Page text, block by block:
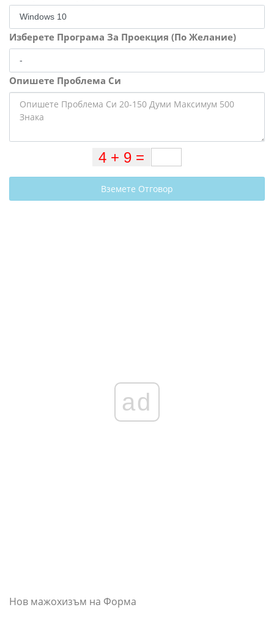
Изберете Програма За Проекция (По Желание)
Опишете Проблема Си
Вземете Отговор
ad
Нов мажохизъм на Форма